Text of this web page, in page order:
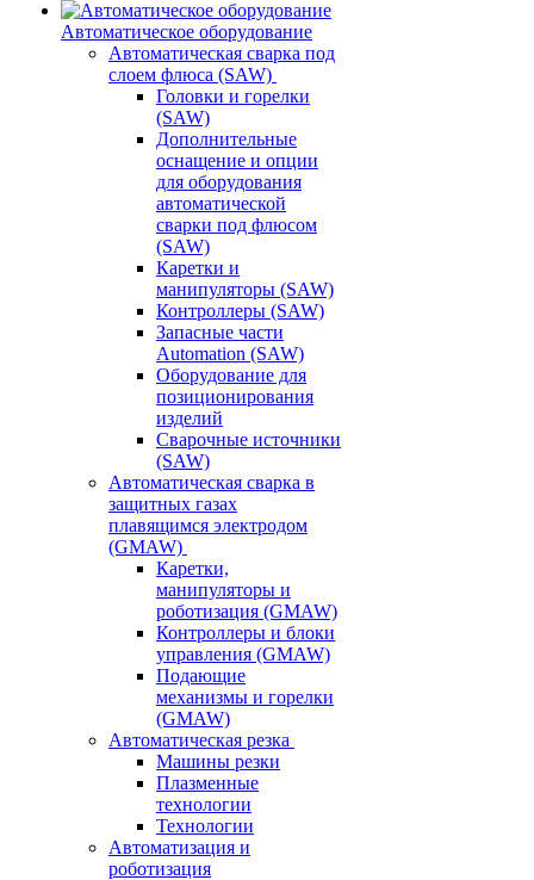
Автоматическое оборудование
Автоматическая сварка под
слоем флюса (SAW)
Головки и горелки
(SAW)
Дополнительные
оснащение и опции
для оборудования
автоматической
сварки под флюсом
(SAW)
Каретки и
манипуляторы (SAW)
Контроллеры (SAW)
Запасные части
Automation (SAW)
Оборудование для
позиционирования
изделий
Сварочные источники
(SAW)
Автоматическая сварка в
защитных газах
плавящимся электродом
(GMAW)
Каретки,
манипуляторы и
роботизация (GMAW)
Контроллеры и блоки
управления (GMAW)
Подающие
механизмы и горелки
(GMAW)
Автоматическая резка
Машины резки
Плазменные
технологии
Технологии
Автоматизация и
роботизация